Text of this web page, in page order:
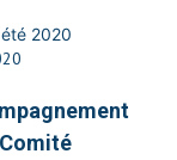
2020